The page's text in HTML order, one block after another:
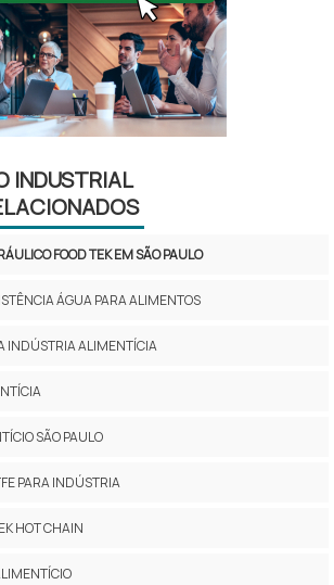
INDUSTRIAL
FOOD TEK EM SÃO PAULO
ÁGUA PARA ALIMENTOS
INDÚSTRIA ALIMENTÍCIA
SÃO PAULO
PARA INDÚSTRIA
HOT CHAIN